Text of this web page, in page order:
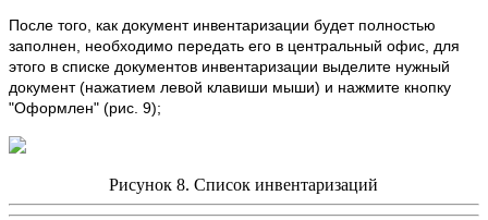
После того, как документ инвентаризации будет полностью
заполнен, необходимо передать его в центральный офис, для
этого в списке документов инвентаризации выделите нужный
документ (нажатием левой клавиши мыши) и нажмите кнопку
"Оформлен" (рис. 9);
Рисунок 8. Список инвентаризаций